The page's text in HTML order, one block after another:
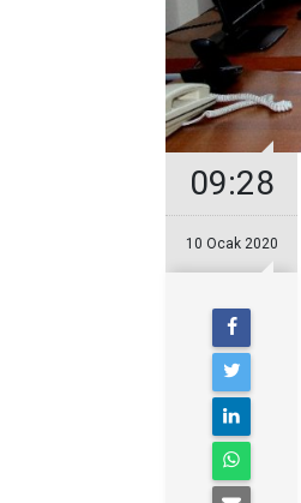
09:28
10 Ocak 2020